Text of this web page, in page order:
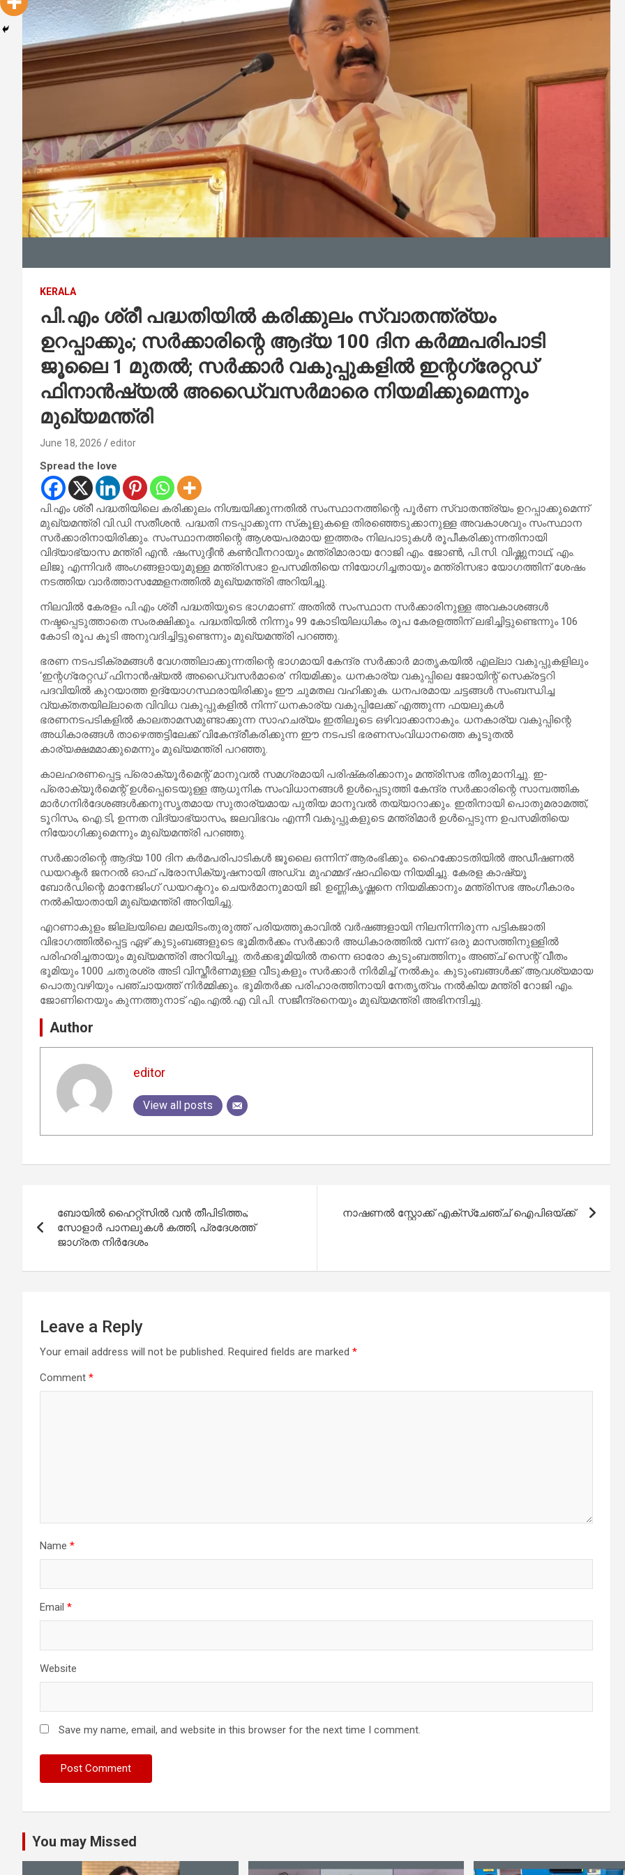
KERALA
പി.എം ശ്രീ പദ്ധതിയില്‍ കരിക്കുലം സ്വാതന്ത്ര്യം
ഉറപ്പാക്കും; സര്‍ക്കാരിന്റെ ആദ്യ 100 ദിന കര്‍മ്മപരിപാടി
ജൂലൈ 1 മുതല്‍; സര്‍ക്കാര്‍ വകുപ്പുകളില്‍ ഇന്റഗ്രേറ്റഡ്
ഫിനാന്‍ഷ്യല്‍ അഡൈ്വസര്‍മാരെ നിയമിക്കുമെന്നും
മുഖ്യമന്ത്രി
June 18, 2026 editor
Spread the love
പി.എം ശ്രീ പദ്ധതിയിലെ കരിക്കുലം നിശ്ചയിക്കുന്നതില്‍ സംസ്ഥാനത്തിന്റെ പൂര്‍ണ സ്വാതന്ത്ര്യം ഉറപ്പാക്കുമെന്ന്
മുഖ്യമന്ത്രി വി.ഡി സതീശന്‍. പദ്ധതി നടപ്പാക്കുന്ന സ്‌കൂളുകളെ തിരഞ്ഞെടുക്കാനുള്ള അവകാശവും സംസ്ഥാന
സര്‍ക്കാരിനായിരിക്കും. സംസ്ഥാനത്തിന്റെ ആശയപരമായ ഇത്തരം നിലപാടുകള്‍ രൂപീകരിക്കുന്നതിനായി
വിദ്യാഭ്യാസ മന്ത്രി എന്‍. ഷംസുദ്ദീന്‍ കണ്‍വീനറായും മന്ത്രിമാരായ റോജി എം. ജോണ്‍, പി.സി. വിഷ്ണുനാഥ്, എം.
ലിജു എന്നിവര്‍ അംഗങ്ങളായുമുള്ള മന്ത്രിസഭാ ഉപസമിതിയെ നിയോഗിച്ചതായും മന്ത്രിസഭാ യോഗത്തിന് ശേഷം
നടത്തിയ വാര്‍ത്താസമ്മേളനത്തില്‍ മുഖ്യമന്ത്രി അറിയിച്ചു.
നിലവില്‍ കേരളം പി.എം ശ്രീ പദ്ധതിയുടെ ഭാഗമാണ്. അതില്‍ സംസ്ഥാന സര്‍ക്കാരിനുള്ള അവകാശങ്ങള്‍
നഷ്ടപ്പെടുത്താതെ സംരക്ഷിക്കും. പദ്ധതിയില്‍ നിന്നും 99 കോടിയിലധികം രൂപ കേരളത്തിന് ലഭിച്ചിട്ടുണ്ടെന്നും 106
കോടി രൂപ കൂടി അനുവദിച്ചിട്ടുണ്ടെന്നും മുഖ്യമന്ത്രി പറഞ്ഞു.
ഭരണ നടപടിക്രമങ്ങള്‍ വേഗത്തിലാക്കുന്നതിന്റെ ഭാഗമായി കേന്ദ്ര സര്‍ക്കാര്‍ മാതൃകയില്‍ എല്ലാ വകുപ്പുകളിലും
‘ഇന്റഗ്രേറ്റഡ് ഫിനാന്‍ഷ്യല്‍ അഡൈ്വസര്‍മാരെ’ നിയമിക്കും. ധനകാര്യ വകുപ്പിലെ ജോയിന്റ് സെക്രട്ടറി
പദവിയില്‍ കുറയാത്ത ഉദ്യോഗസ്ഥരായിരിക്കും ഈ ചുമതല വഹിക്കുക. ധനപരമായ ചട്ടങ്ങള്‍ സംബന്ധിച്ച
വ്യക്തതയില്ലാതെ വിവിധ വകുപ്പുകളില്‍ നിന്ന് ധനകാര്യ വകുപ്പിലേക്ക് എത്തുന്ന ഫയലുകള്‍
ഭരണനടപടികളില്‍ കാലതാമസമുണ്ടാക്കുന്ന സാഹചര്യം ഇതിലൂടെ ഒഴിവാക്കാനാകും. ധനകാര്യ വകുപ്പിന്റെ
അധികാരങ്ങള്‍ താഴെത്തട്ടിലേക്ക് വികേന്ദ്രീകരിക്കുന്ന ഈ നടപടി ഭരണസംവിധാനത്തെ കൂടുതല്‍
കാര്യക്ഷമമാക്കുമെന്നും മുഖ്യമന്ത്രി പറഞ്ഞു.
കാലഹരണപ്പെട്ട പ്രൊക്യൂര്‍മെന്റ് മാനുവല്‍ സമഗ്രമായി പരിഷ്‌കരിക്കാനും മന്ത്രിസഭ തീരുമാനിച്ചു. ഇ-
പ്രൊക്യൂര്‍മെന്റ് ഉള്‍പ്പെടെയുള്ള ആധുനിക സംവിധാനങ്ങള്‍ ഉള്‍പ്പെടുത്തി കേന്ദ്ര സര്‍ക്കാരിന്റെ സാമ്പത്തിക
മാര്‍ഗനിര്‍ദേശങ്ങള്‍ക്കനുസൃതമായ സുതാര്യമായ പുതിയ മാനുവല്‍ തയ്യാറാക്കും. ഇതിനായി പൊതുമരാമത്ത്,
ടൂറിസം, ഐ.ടി, ഉന്നത വിദ്യാഭ്യാസം, ജലവിഭവം എന്നീ വകുപ്പുകളുടെ മന്ത്രിമാര്‍ ഉള്‍പ്പെടുന്ന ഉപസമിതിയെ
നിയോഗിക്കുമെന്നും മുഖ്യമന്ത്രി പറഞ്ഞു.
സര്‍ക്കാരിന്റെ ആദ്യ 100 ദിന കര്‍മപരിപാടികള്‍ ജൂലൈ ഒന്നിന് ആരംഭിക്കും. ഹൈക്കോടതിയില്‍ അഡീഷണല്‍
ഡയറക്ടര്‍ ജനറല്‍ ഓഫ് പ്രോസിക്യൂഷനായി അഡ്വ. മുഹമ്മദ് ഷാഫിയെ നിയമിച്ചു. കേരള കാഷ്യൂ
ബോര്‍ഡിന്റെ മാനേജിംഗ് ഡയറക്ടറും ചെയര്‍മാനുമായി ജി. ഉണ്ണികൃഷ്ണനെ നിയമിക്കാനും മന്ത്രിസഭ അംഗീകാരം
നല്‍കിയാതായി മുഖ്യമന്ത്രി അറിയിച്ചു.
എറണാകുളം ജില്ലയിലെ മലയിടംതുരുത്ത് പരിയത്തുകാവില്‍ വര്‍ഷങ്ങളായി നിലനിന്നിരുന്ന പട്ടികജാതി
വിഭാഗത്തില്‍പ്പെട്ട ഏഴ് കുടുംബങ്ങളുടെ ഭൂമിതര്‍ക്കം സര്‍ക്കാര്‍ അധികാരത്തില്‍ വന്ന് ഒരു മാസത്തിനുള്ളില്‍
പരിഹരിച്ചതായും മുഖ്യമന്ത്രി അറിയിച്ചു. തര്‍ക്കഭൂമിയില്‍ തന്നെ ഓരോ കുടുംബത്തിനും അഞ്ച് സെന്റ് വീതം
ഭൂമിയും 1000 ചതുരശ്ര അടി വിസ്തീര്‍ണമുള്ള വീടുകളും സര്‍ക്കാര്‍ നിര്‍മിച്ച് നല്‍കും. കുടുംബങ്ങള്‍ക്ക് ആവശ്യമായ
പൊതുവഴിയും പഞ്ചായത്ത് നിര്‍മ്മിക്കും. ഭൂമിതര്‍ക്ക പരിഹാരത്തിനായി നേതൃത്വം നല്‍കിയ മന്ത്രി റോജി എം.
ജോണിനെയും കുന്നത്തുനാട് എം.എല്‍.എ വി.പി. സജീന്ദ്രനെയും മുഖ്യമന്ത്രി അഭിനന്ദിച്ചു.
Author
editor
View all posts
navigation
ബോയിൽ ഹൈറ്റ്സിൽ വൻ തീപിടിത്തം;
സോളാർ പാനലുകൾ കത്തി, പ്രദേശത്ത്
ജാഗ്രത നിർദേശം
നാഷണൽ സ്റ്റോക്ക് എക്സ്ചേഞ്ച് ഐപിഒയ്ക്ക്
Leave a Reply
Your email address will not be published. Required fields are marked *
Comment *
Name *
Email *
Website
Save my name, email, and website in this browser for the next time I comment.
You may Missed